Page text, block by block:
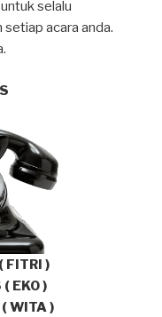
selalu
acara anda.
)
EKO )
WITA )